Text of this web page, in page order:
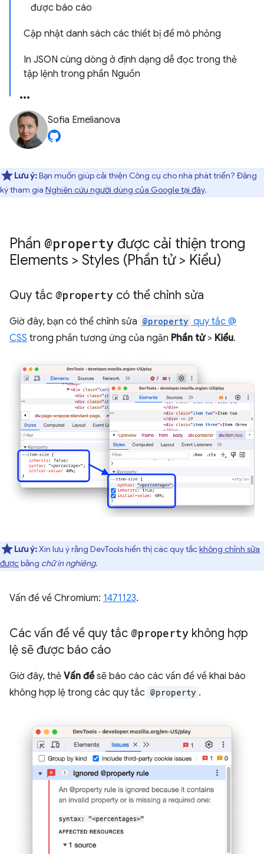
được báo cáo
Cập nhật danh sách các thiết bị để mô phỏng
In JSON cùng dòng ở định dạng dễ đọc trong thẻ
tập lệnh trong phần Nguồn
Sofia Emelianova
Lưu ý:Bạn muốn giúp cải thiện Công cụ cho nhà phát triển? Đăng
ký tham gia Nghiên cứu người dùng của Google tại đây.
Phần @property được cải thiện trong
Elements > Styles (Phần tử > Kiểu)
Quy tắc @property có thể chỉnh sửa
Giờ đây, bạn có thể chỉnh sửa @property quy tắc @
CSS trong phần tương ứng của ngăn Phần tử> Kiểu.
Lưu ý:Xin lưu ý rằng DevTools hiển thị các quy tắckhông chỉnh sửa
đượcbằng chữ in nghiêng.
Vấn đề về Chromium: 1471123.
Các vấn đề về quy tắc @property không hợp
lệ sẽ được báo cáo
Giờ đây, thẻ Vấn đềsẽ báo cáo các vấn đề về khai báo
không hợp lệ trong các quy tắc @property .